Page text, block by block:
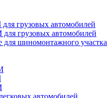
грузовых автомобилей
грузовых автомобилей
для шиномонтажного участка
автомобилей